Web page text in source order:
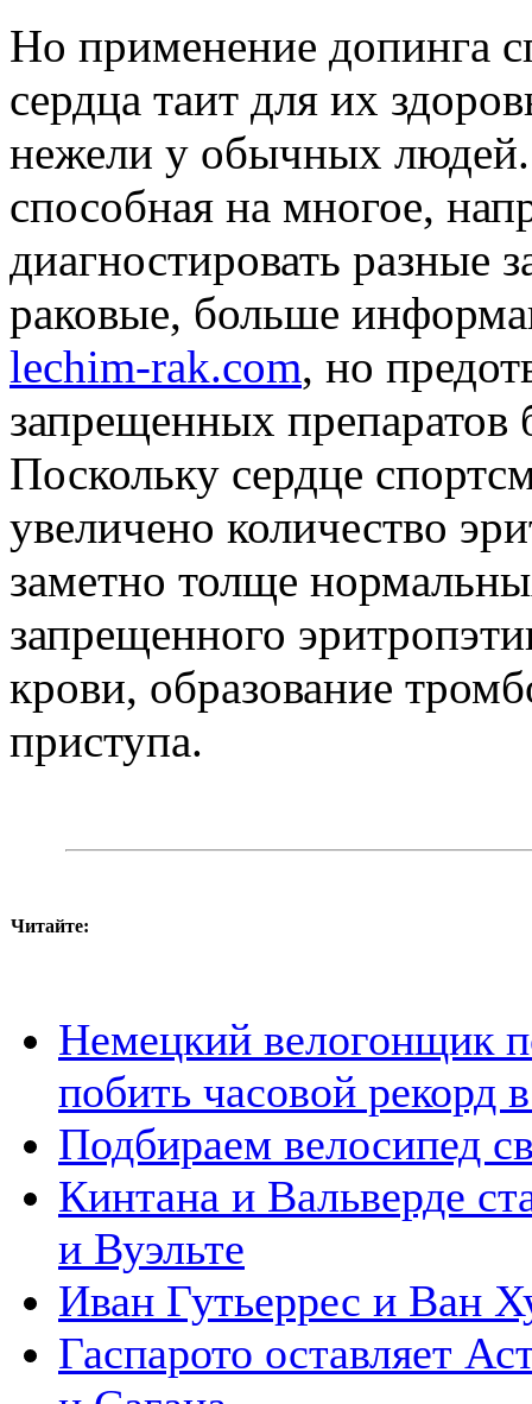
Но применение допинга
сердца таит для их
нежели у обычных
способная на многое,
диагностировать разные
раковые, больше
lechim-rak.com, но
запрещенных препаратов
Поскольку сердце
увеличено количество
заметно толще
запрещенного
крови, образование
приступа.
Читайте:
Немецкий велогонщик
побить часовой рекорд
Подбираем велосипед
Кинтана и Вальверде
и Вуэльте
Иван Гутьеррес и Ван
Гаспарото оставляет